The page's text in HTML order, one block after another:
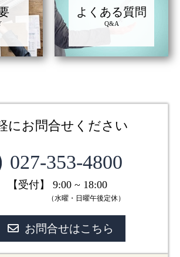
よくある質問
Q&A
にお問合せください
027-353-4800
【受付】 9:00 ~ 18:00
（水曜・日曜午後定休）
お問合せはこちら